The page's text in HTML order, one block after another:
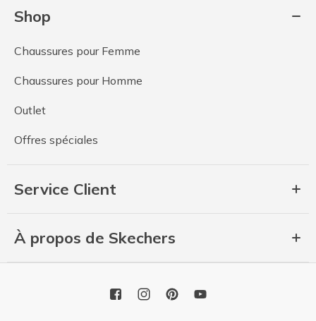
Shop
Chaussures pour Femme
Chaussures pour Homme
Outlet
Offres spéciales
Service Client
À propos de Skechers